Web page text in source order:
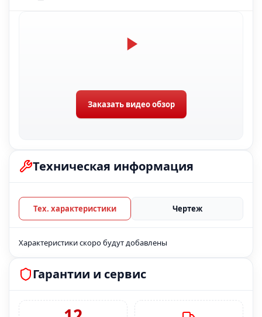
Заказать видео обзор
Техническая информация
Тех. характеристики Чертеж
Характеристики скоро будут добавлены
Гарантии и сервис